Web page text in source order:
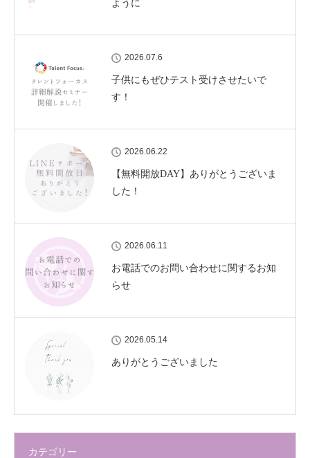
ように
2026.07.6
子供にもぜひテスト受けさせたいで
す！
2026.06.22
【無料開放DAY】ありがとうございま
した！
2026.06.11
お電話でのお問い合わせに関するお知
らせ
2026.05.14
ありがとうございました
カテゴリー